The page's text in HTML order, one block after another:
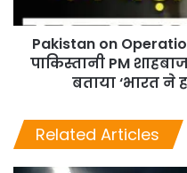
Pakistan on
पाकिस्तानी PM
बताया ‘भारत ने
Related Articles